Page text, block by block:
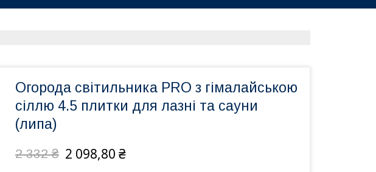
Огорода світильника PRO з гімалайською
сіллю 4.5 плитки для лазні та сауни
(липа)
2 332 ₴ 2 098,80 ₴